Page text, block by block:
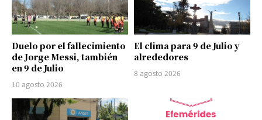
Duelo por el fallecimiento
de Jorge Messi, también
en 9 de Julio
10 agosto 2026
El clima para 9 de Julio y
alrededores
8 agosto 2026